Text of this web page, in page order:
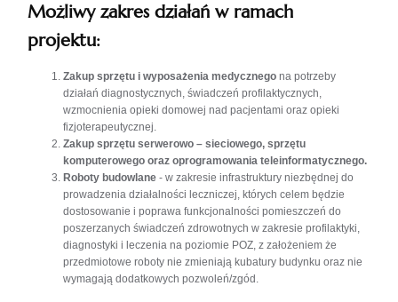
Możliwy zakres działań w ramach
projektu:
Zakup sprzętu i wyposażenia medycznego na potrzeby
działań diagnostycznych, świadczeń profilaktycznych,
wzmocnienia opieki domowej nad pacjentami oraz opieki
fizjoterapeutycznej.
Zakup sprzętu serwerowo – sieciowego, sprzętu
komputerowego oraz oprogramowania teleinformatycznego.
Roboty budowlane - w zakresie infrastruktury niezbędnej do
prowadzenia działalności leczniczej, których celem będzie
dostosowanie i poprawa funkcjonalności pomieszczeń do
poszerzanych świadczeń zdrowotnych w zakresie profilaktyki,
diagnostyki i leczenia na poziomie POZ, z założeniem że
przedmiotowe roboty nie zmieniają kubatury budynku oraz nie
wymagają dodatkowych pozwoleń/zgód.